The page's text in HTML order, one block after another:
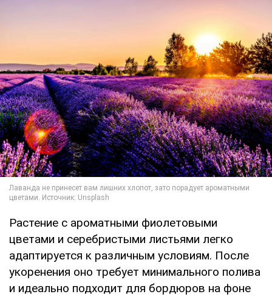
Растение с ароматными фиолетовыми
цветами и серебристыми листьями легко
адаптируется к различным условиям. После
укоренения оно требует минимального полива
и идеально подходит для бордюров на фоне